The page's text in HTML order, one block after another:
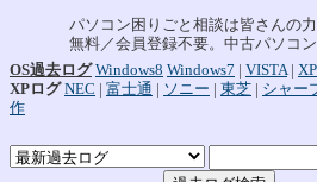
パソコン困りごと相談は皆さんの
無料／会員登録不要。中古パソコ
OS過去ログ Windows8 Windows7 | VISTA| XP
XPログ NEC | 富士通 | ソニー | 東芝 | シャー
作